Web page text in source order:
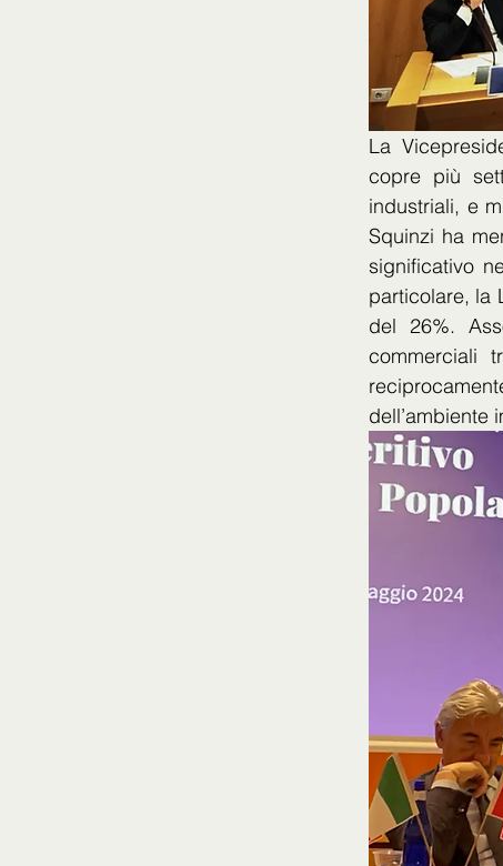
La
copre più
industriali, e
Squinzi ha
significativo
particolare, la
del 26%.
commerciali
dell’ambiente